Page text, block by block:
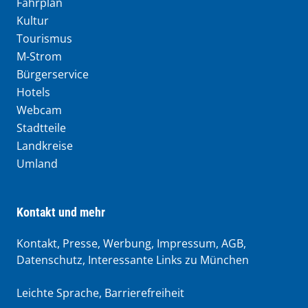
Kultur
Tourismus
M-Strom
Bürgerservice
Hotels
Webcam
Stadtteile
Landkreise
Umland
Kontakt und mehr
Kontakt, Presse, Werbung, Impressum, AGB,
Datenschutz, Interessante Links zu München
Leichte Sprache, Barrierefreiheit